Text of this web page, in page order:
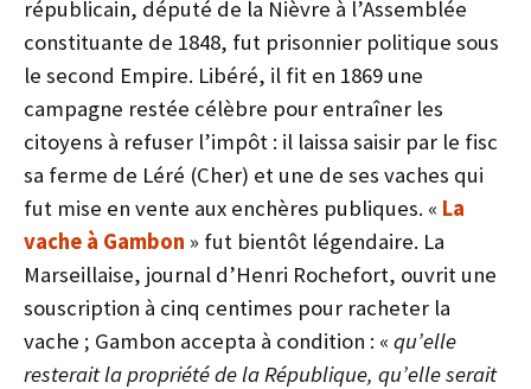
républicain, député de la Nièvre à l’Assemblée
constituante de 1848, fut prisonnier politique sous
le second Empire. Libéré, il fit en 1869 une
campagne restée célèbre pour entraîner les
citoyens à refuser l’impôt : il laissa saisir par le fisc
sa ferme de Léré (Cher) et une de ses vaches qui
fut mise en vente aux enchères publiques. « La
vache à Gambon » fut bientôt légendaire. La
Marseillaise, journal d’Henri Rochefort, ouvrit une
souscription à cinq centimes pour racheter la
vache ; Gambon accepta à condition : « qu’elle
resterait la propriété de la République, qu’elle serait